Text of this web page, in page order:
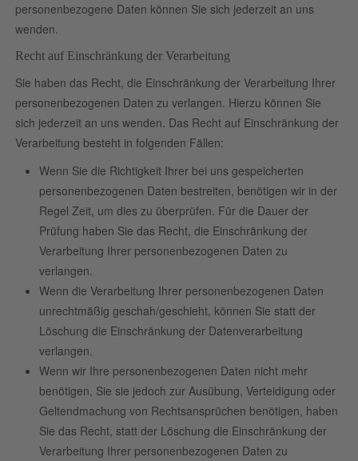
personenbezogene Daten können Sie sich jederzeit an uns
wenden.
Recht auf Einschränkung der Verarbeitung
Sie haben das Recht, die Einschränkung der Verarbeitung Ihrer
personenbezogenen Daten zu verlangen. Hierzu können Sie
sich jederzeit an uns wenden. Das Recht auf Einschränkung der
Verarbeitung besteht in folgenden Fällen:
Wenn Sie die Richtigkeit Ihrer bei uns gespeicherten
personenbezogenen Daten bestreiten, benötigen wir in der
Regel Zeit, um dies zu überprüfen. Für die Dauer der
Prüfung haben Sie das Recht, die Einschränkung der
Verarbeitung Ihrer personenbezogenen Daten zu
verlangen.
Wenn die Verarbeitung Ihrer personenbezogenen Daten
unrechtmäßig geschah/geschieht, können Sie statt der
Löschung die Einschränkung der Datenverarbeitung
verlangen.
Wenn wir Ihre personenbezogenen Daten nicht mehr
benötigen, Sie sie jedoch zur Ausübung, Verteidigung oder
Geltendmachung von Rechtsansprüchen benötigen, haben
Sie das Recht, statt der Löschung die Einschränkung der
Verarbeitung Ihrer personenbezogenen Daten zu